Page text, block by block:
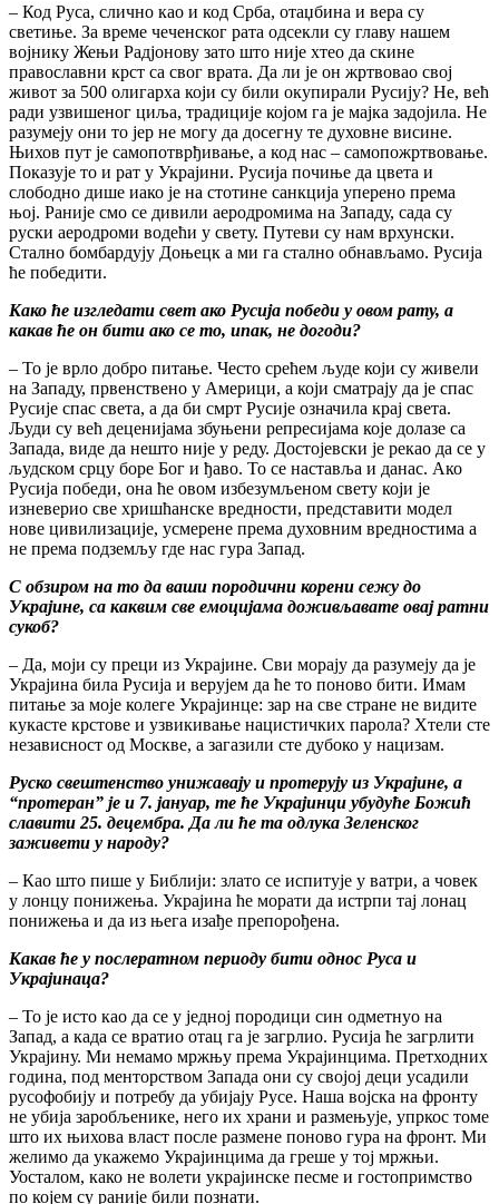
– Код Руса, слично као и код Срба, отаџбина и вера су
светиње. За време чеченског рата одсекли су главу нашем
војнику Жењи Радјонову зато што није хтео да скине
православни крст са свог врата. Да ли је он жртвовао свој
живот за 500 олигарха који су били окупирали Русију? Не, већ
ради узвишеног циља, традиције којом га је мајка задојила. Не
разумеју они то јер не могу да досегну те духовне висине.
Њихов пут је самопотврђивање, а код нас – самопожртвовање.
Показује то и рат у Украјини. Русија почиње да цвета и
слободно дише иако је на стотине санкција уперено према
њој. Раније смо се дивили аеродромима на Западу, сада су
руски аеродроми водећи у свету. Путеви су нам врхунски.
Стално бомбардују Доњецк а ми га стално обнављамо. Русија
ће победити.
Како ће изгледати свет ако Русија победи у овом рату, а
какав ће он бити ако се то, ипак, не догоди?
– То је врло добро питање. Често срећем људе који су живели
на Западу, првенствено у Америци, а који сматрају да је спас
Русије спас света, а да би смрт Русије означила крај света.
Људи су већ деценијама збуњени репресијама које долазе са
Запада, виде да нешто није у реду. Достојевски је рекао да се у
људском срцу боре Бог и ђаво. То се наставља и данас. Ако
Русија победи, она ће овом избезумљеном свету који је
изневерио све хришћанске вредности, представити модел
нове цивилизације, усмерене према духовним вредностима а
не према подземљу где нас гура Запад.
С обзиром на то да ваши породични корени сежу до
Украјине, са каквим све емоцијама доживљавате овај ратни
сукоб?
– Да, моји су преци из Украјине. Сви морају да разумеју да је
Украјина била Русија и верујем да ће то поново бити. Имам
питање за моје колеге Украјинце: зар на све стране не видите
кукасте крстове и узвикивање нацистичких парола? Хтели сте
независност од Москве, а загазили сте дубоко у нацизам.
Руско свештенство унижавају и протерују из Украјине, а
“протеран” је и 7. јануар, те ће Украјинци убудуће Божић
славити 25. децембра. Да ли ће та одлука Зеленског
заживети у народу?
– Као што пише у Библији: злато се испитује у ватри, а човек
у лонцу понижења. Украјина ће морати да истрпи тај лонац
понижења и да из њега изађе препорођена.
Какав ће у послератном периоду бити однос Руса и
Украјинаца?
– То је исто као да се у једној породици син одметнуо на
Запад, а када се вратио отац га је загрлио. Русија ће загрлити
Украјину. Ми немамо мржњу према Украјинцима. Претходних
година, под менторством Запада они су својој деци усадили
русофобију и потребу да убијају Русе. Наша војска на фронту
не убија заробљенике, него их храни и размењује, упркос томе
што их њихова власт после размене поново гура на фронт. Ми
желимо да укажемо Украјинцима да греше у тој мржњи.
Уосталом, како не волети украјинске песме и гостопримство
по којем су раније били познати.